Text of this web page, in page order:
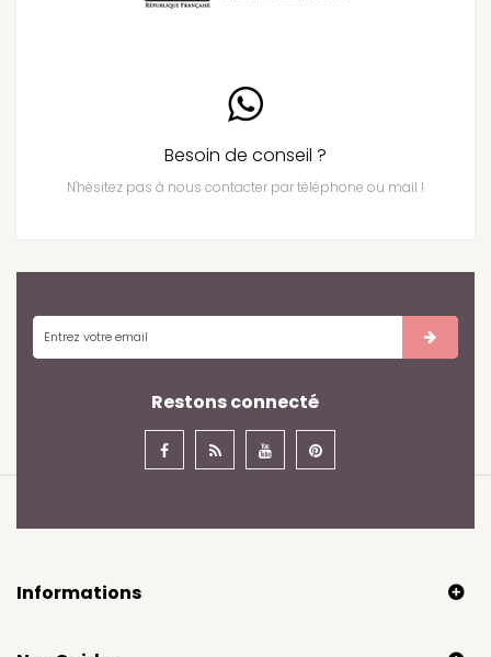
Besoin de conseil ?
N'hésitez pas à nous contacter par téléphone ou mail !
Restons connecté
Informations